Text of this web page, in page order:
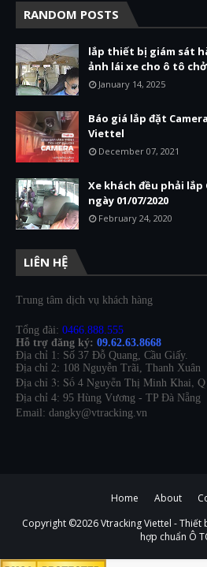
RANDOM POSTS
lắp thiết bị giám sát
ảnh lái xe cho ô tô
January 14, 2025
Báo giá lắp đặt
Viettel
December 07, 2021
Xe khách đều phải
ngày 01/07/2020
February 24, 2020
LIÊN HỆ
Trung tâm dịch vụ khách hàng
Tổng đài: 0466.888.555
Hỗ trợ đăng ký: 09.62.63.8668
Địa chỉ 1: Số 37 Đỗ Quang, Cầu Giấy.
Địa chỉ 2: 108 Nguyễn Trãi, Thanh Xuân
Địa chỉ 3: Số 4 Nguyễn Thị Minh Khai,
Địa chỉ 4: 95 Hùng Vương - TP Đà Nẵng
Email: dangky@vtracking.vn
Home About
Copyright ©2026Vtracking Viettel - Thiết
hợp chuẩn Ô